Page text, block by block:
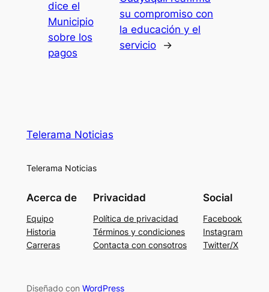
dice el
Municipio
sobre los
pagos
su compromiso con
la educación y el
servicio
→
Telerama Noticias
Telerama Noticias
Acerca de
Equipo
Historia
Carreras
Privacidad
Política de privacidad
Términos y condiciones
Contacta con consotros
Social
Facebook
Instagram
Twitter/X
Diseñado con WordPress